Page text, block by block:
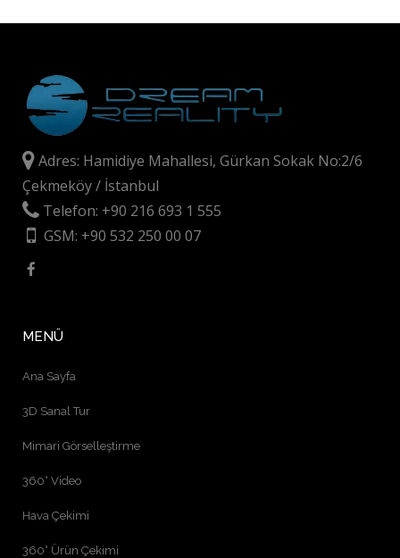
Adres: Hamidiye Mahallesi, Gürkan Sokak No:2/6
Çekmeköy / İstanbul
Telefon: +90 216 693 1 555
GSM: +90 532 250 00 07
MENÜ
Ana Sayfa
3D Sanal Tur
Mimari Görselleştirme
360° Video
Hava Çekimi
360° Ürün Çekimi